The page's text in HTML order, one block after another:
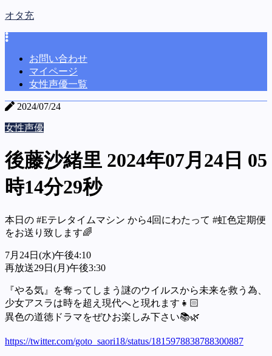
オタ充
お問い合わせ
マイページ
女性声優一覧
2024/07/24
女性声優
後藤沙緒里 2024年07月24日 05
時14分29秒
本日の #Eテレタイムマシン から4回にわたって #虹色定期便
をお送り致します🌈
7月24日(水)午後4:10
再放送29日(月)午後3:30
『やる気』を奪ってしまう謎のウイルスから未来を救う為、
少女アスラは時を超え現代へと現れます👧🏻
異色の道徳ドラマをぜひお楽しみ下さい📚🌿
https://twitter.com/goto_saori18/status/1815978838788300887